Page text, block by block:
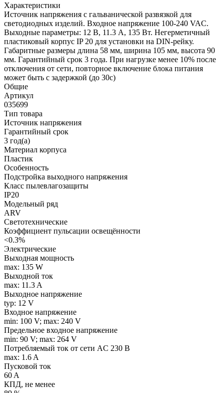
Характеристики
Источник напряжения с гальванической развязкой для
светодиодных изделий. Входное напряжение 100-240 VAC.
Выходные параметры: 12 В, 11.3 А, 135 Вт. Негерметичный
пластиковый корпус IP 20 для установки на DIN-рейку.
Габаритные размеры длина 58 мм, ширина 105 мм, высота 90
мм. Гарантийный срок 3 года. При нагрузке менее 10% после
отключения от сети, повторное включение блока питания
может быть с задержкой (до 30с)
Общие
Артикул
035699
Тип товара
Источник напряжения
Гарантийный срок
3 год(а)
Материал корпуса
Пластик
Особенность
Подстройка выходного напряжения
Класс пылевлагозащиты
IP20
Модельный ряд
ARV
Светотехнические
Коэффициент пульсации освещённости
<0.3%
Электрические
Выходная мощность
max: 135 W
Выходной ток
max: 11.3 A
Выходное напряжение
typ: 12 V
Входное напряжение
min: 100 V; max: 240 V
Предельное входное напряжение
min: 90 V; max: 264 V
Потребляемый ток от сети AC 230 В
max: 1.6 A
Пусковой ток
60 A
КПД, не менее